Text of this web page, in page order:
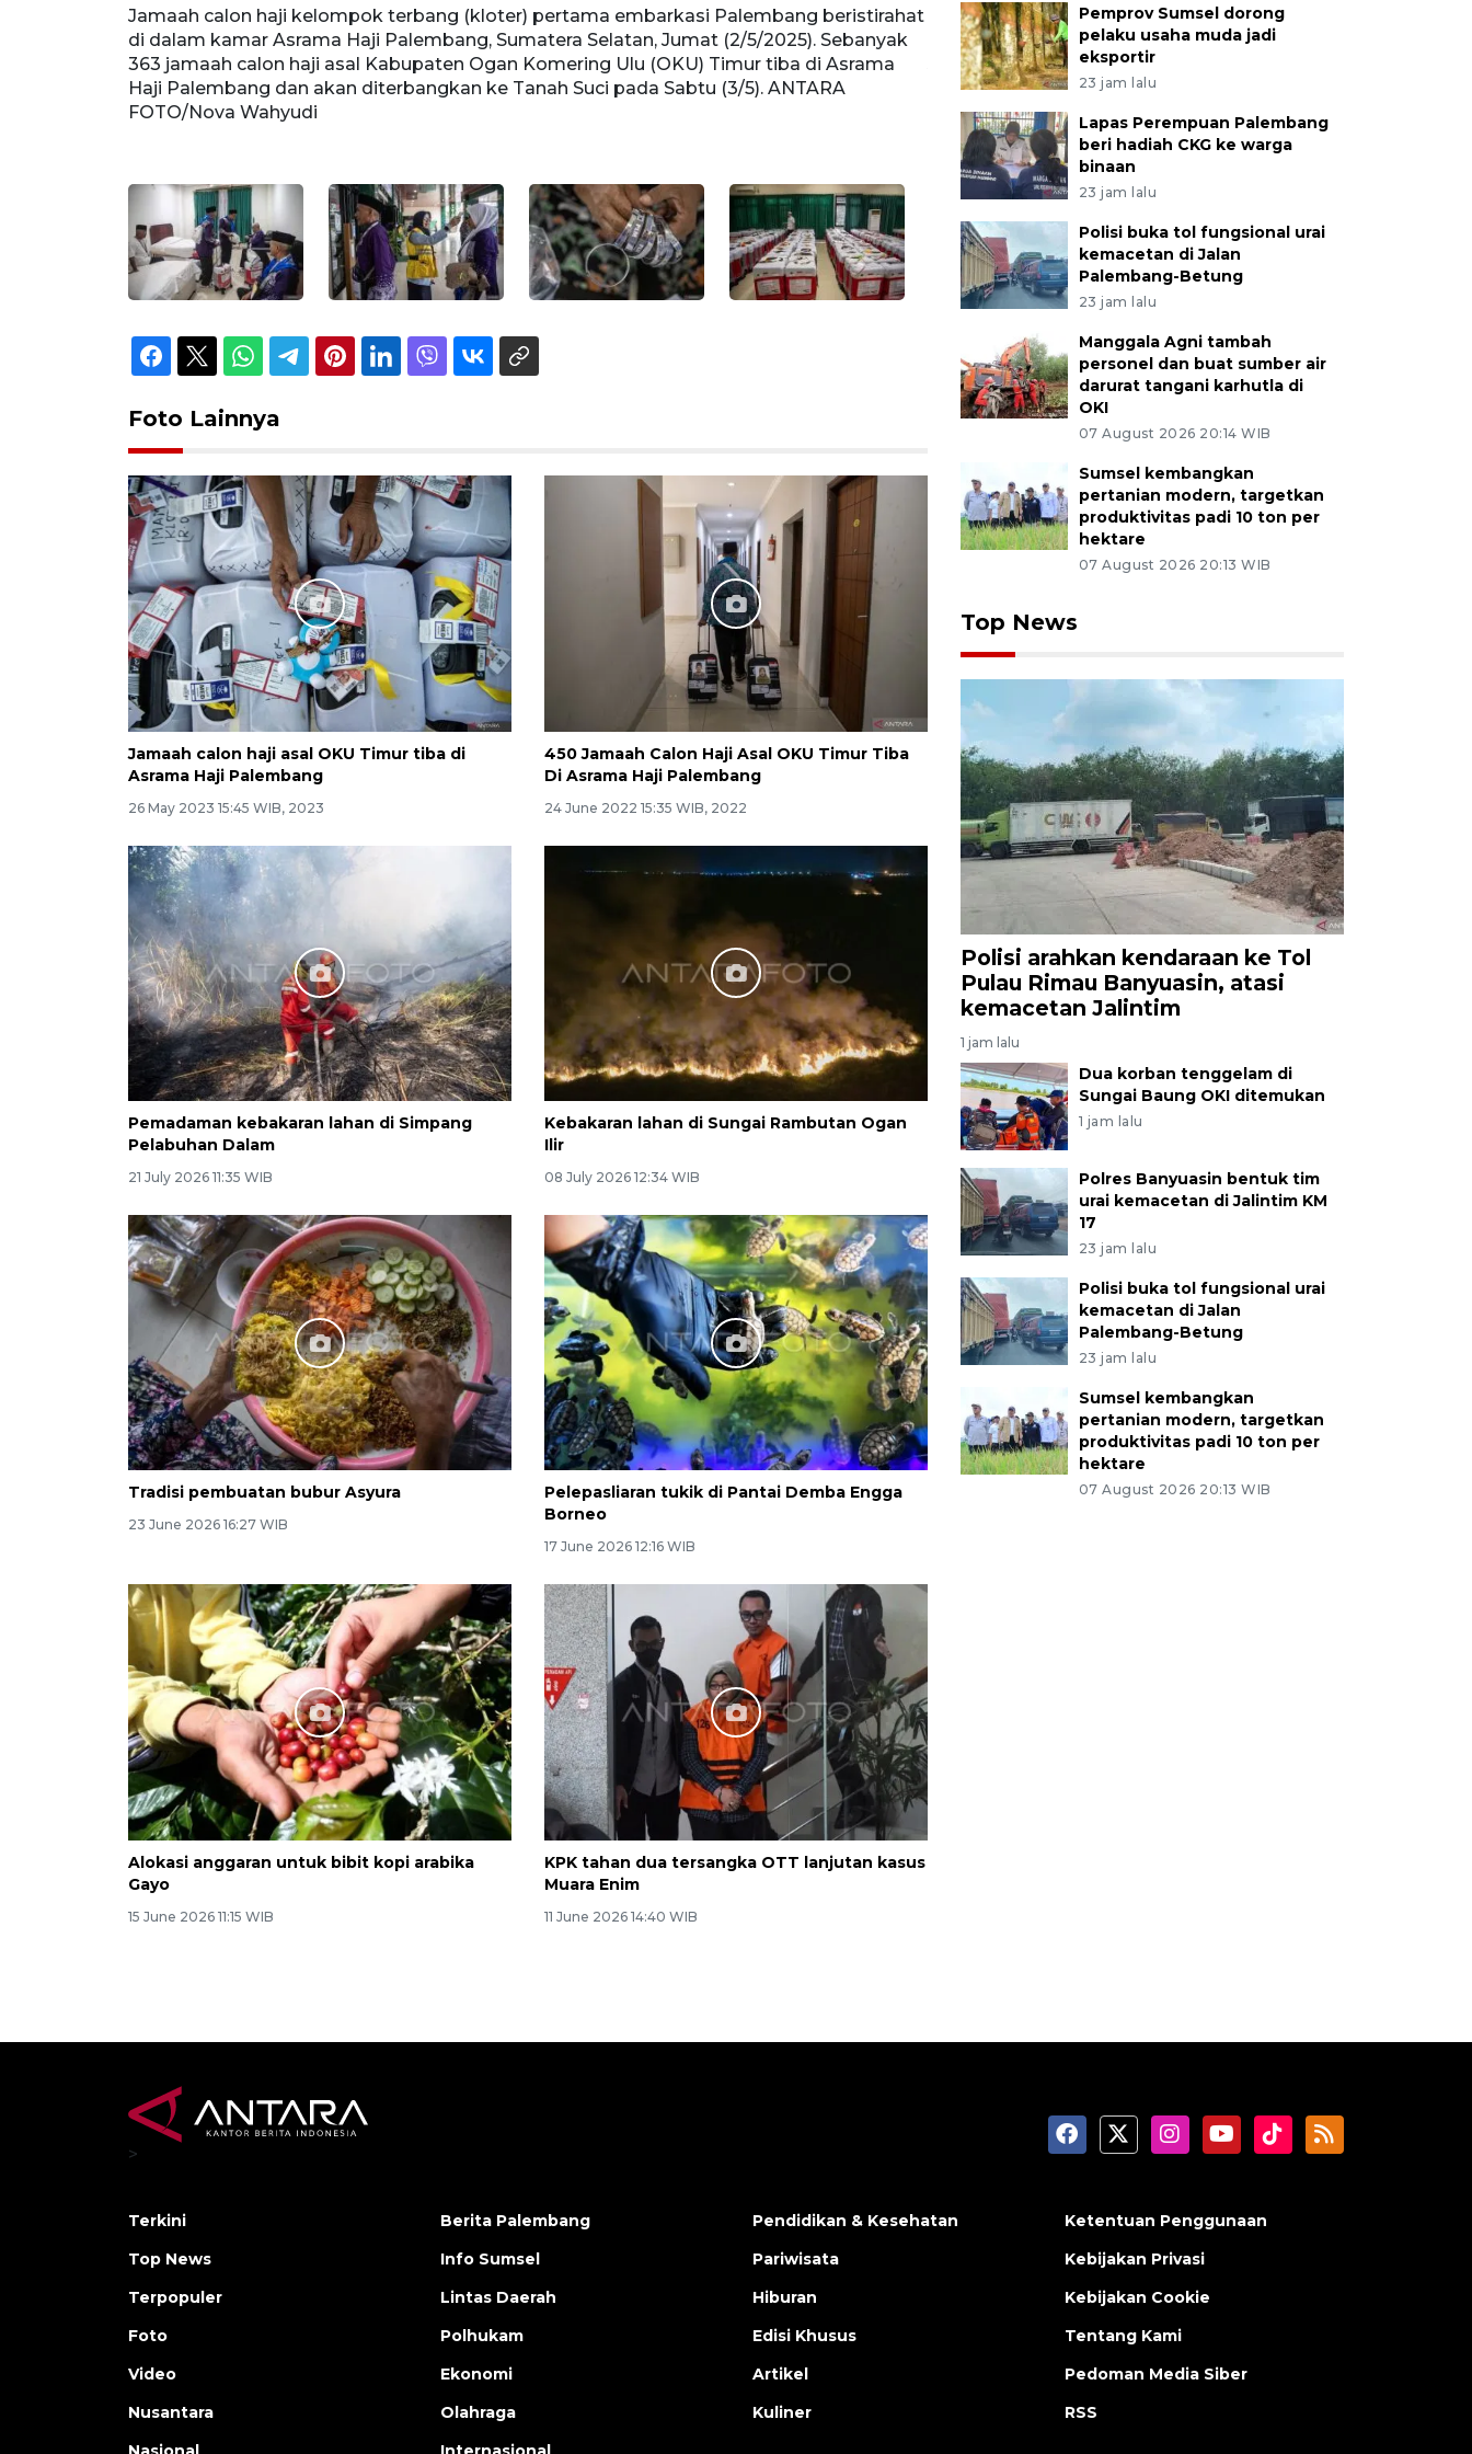
Jamaah calon haji kelompok terbang (kloter) pertama embarkasi Palembang beristirahat
di dalam kamar Asrama Haji Palembang, Sumatera Selatan, Jumat (2/5/2025). Sebanyak
363 jamaah calon haji asal Kabupaten Ogan Komering Ulu (OKU) Timur tiba di Asrama
Haji Palembang dan akan diterbangkan ke Tanah Suci pada Sabtu (3/5). ANTARA
FOTO/Nova Wahyudi
Petugas kesehatan memeriksa suhu tubuh jamaah calon
pertama embarkasi Palembang setibanya di Asrama Haji
Jumat (2/5/2025). Sebanyak 363 jamaah calon haji asal
(OKU) Timur tiba di Asrama Haji Palembang dan akan
Sabtu (3/5). ANTARA FOTO/Nova Wahyudi
Foto Lainnya
Jamaah calon haji asal OKU Timur tiba di
Asrama Haji Palembang
26 May 2023 15:45 WIB, 2023
450 Jamaah Calon Haji Asal OKU Timur Tiba
Di Asrama Haji Palembang
24 June 2022 15:35 WIB, 2022
Pemadaman kebakaran lahan di Simpang
Pelabuhan Dalam
21 July 2026 11:35 WIB
Kebakaran lahan di Sungai Rambutan Ogan
Ilir
08 July 2026 12:34 WIB
Tradisi pembuatan bubur Asyura
23 June 2026 16:27 WIB
Pelepasliaran tukik di Pantai Demba Engga
Borneo
17 June 2026 12:16 WIB
Alokasi anggaran untuk bibit kopi arabika
Gayo
15 June 2026 11:15 WIB
KPK tahan dua tersangka OTT lanjutan kasus
Muara Enim
11 June 2026 14:40 WIB
Pemprov Sumsel dorong
pelaku usaha muda jadi
eksportir
23 jam lalu
Lapas Perempuan Palembang
beri hadiah CKG ke warga
binaan
23 jam lalu
Polisi buka tol fungsional urai
kemacetan di Jalan
Palembang-Betung
23 jam lalu
Manggala Agni tambah
personel dan buat sumber air
darurat tangani karhutla di
OKI
07 August 2026 20:14 WIB
Sumsel kembangkan
pertanian modern, targetkan
produktivitas padi 10 ton per
hektare
07 August 2026 20:13 WIB
Top News
Polisi arahkan kendaraan ke Tol
Pulau Rimau Banyuasin, atasi
kemacetan Jalintim
1 jam lalu
Dua korban tenggelam di
Sungai Baung OKI ditemukan
1 jam lalu
Polres Banyuasin bentuk tim
urai kemacetan di Jalintim KM
17
23 jam lalu
Polisi buka tol fungsional urai
kemacetan di Jalan
Palembang-Betung
23 jam lalu
Sumsel kembangkan
pertanian modern, targetkan
produktivitas padi 10 ton per
hektare
07 August 2026 20:13 WIB
>
Terkini
Top News
Terpopuler
Foto
Video
Nusantara
Berita Palembang
Info Sumsel
Lintas Daerah
Polhukam
Ekonomi
Olahraga
Pendidikan & Kesehatan
Pariwisata
Hiburan
Edisi Khusus
Artikel
Kuliner
Ketentuan Penggunaan
Kebijakan Privasi
Kebijakan Cookie
Tentang Kami
Pedoman Media Siber
RSS